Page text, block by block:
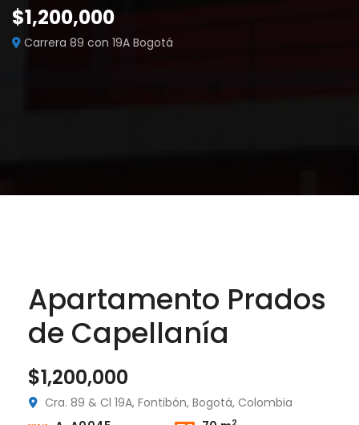
$1,200,000
Carrera 89 con 19A Bogotá
Apartamento Prados
de Capellanía
$1,200,000
Cra. 89 & Cl 19A, Fontibón, Bogotá, Colombia
#56-62, Suba, Bogotá, Colombia Ac. 24 #95a-80, Bogotá, Colombia